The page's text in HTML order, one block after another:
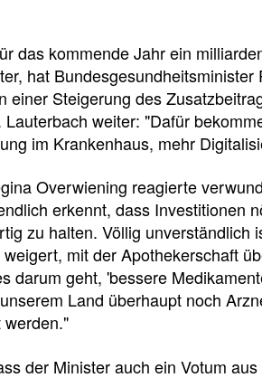
das kommende Jahr ein
hat
einer Steigerung des
weiter: "Dafür
im Krankenhaus, mehr
Overwiening reagierte
erkennt, dass Investitionen
zu halten. Völlig unverständlich
mit der Apothekerschaft
darum geht, 'bessere
Land überhaupt noch
der Minister auch ein Votum
e
l
l
z
u
g
e
t
e
i
l
e
e